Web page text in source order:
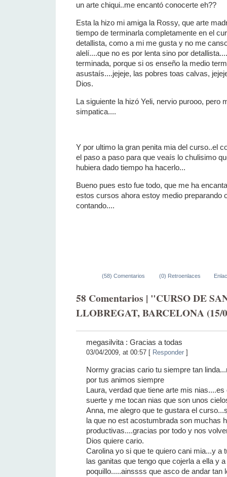
un arte chiqui..me encantó conocerte eh??
Esta la hizo mi amiga la Rossy, que arte
tiempo de terminarla completamente en el
detallista, como a mi me gusta y no me
alelí....que no es por lenta sino por
terminada, porque si os enseño la medio
asustaís....jejeje, las pobres toas calvas,
Dios.
La siguiente la hizó Yeli, nervio purooo, pero
simpatica....
Y por ultimo la gran penita mia del curso..el
el paso a paso para que veaís lo chulisimo
hubiera dado tiempo ha hacerlo...
Bueno pues esto fue todo, que me ha
estos cursos ahora estoy medio preparando
contando....
(58) Comentarios (0) Retroenlaces
58 Comentarios | "CURSO DE
LLOBREGAT, BARCELONA
megasilvita : Gracias a todas
03/04/2009, at 00:57 [ Responder ]
Normy gracias cario tu siempre tan
por tus animos siempre
Laura, verdad que tiene arte mis
suerte y me tocan nias que son unos
Anna, me alegro que te gustara el
la que no est acostumbrada son muchas
productivas....gracias por todo y nos
Dios quiere cario.
Carolina yo si que te quiero cani mia...y a
las ganitas que tengo que cojerla a ella y
poquillo.....ainssss que asco de andar tan